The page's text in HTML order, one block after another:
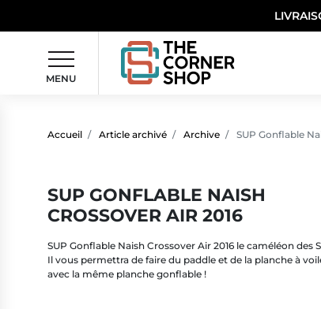
MENU
Accueil Article archivé Archive SUP Gonflable
SUP GONFLABLE NAISH
CROSSOVER AIR 2016
SUP Gonflable Naish Crossover Air 2016 le caméléon des
Il vous permettra de faire du paddle et de la planche à
avec la même planche gonflable !